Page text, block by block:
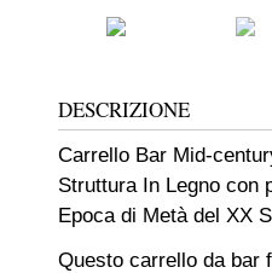
DESCRIZIONE
Carrello Bar Mid-
Struttura In Legno con
Epoca di Metà del XX
Questo carrello da bar